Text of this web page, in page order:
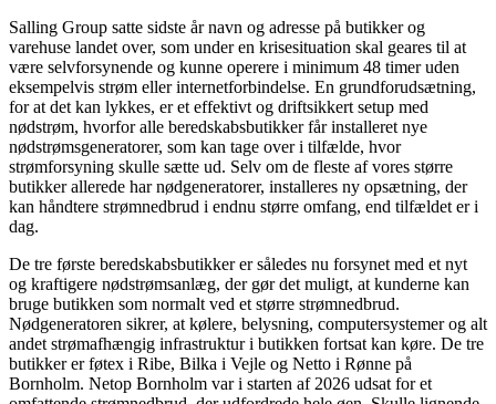
Salling Group satte sidste år navn og adresse på butikker og
varehuse landet over, som under en krisesituation skal geares til at
være selvforsynende og kunne operere i minimum 48 timer uden
eksempelvis strøm eller internetforbindelse. En grundforudsætning,
for at det kan lykkes, er et effektivt og driftsikkert setup med
nødstrøm, hvorfor alle beredskabsbutikker får installeret nye
nødstrømsgeneratorer, som kan tage over i tilfælde, hvor
strømforsyning skulle sætte ud. Selv om de fleste af vores større
butikker allerede har nødgeneratorer, installeres ny opsætning, der
kan håndtere strømnedbrud i endnu større omfang, end tilfældet er i
dag.
De tre første beredskabsbutikker er således nu forsynet med et nyt
og kraftigere nødstrømsanlæg, der gør det muligt, at kunderne kan
bruge butikken som normalt ved et større strømnedbrud.
Nødgeneratoren sikrer, at kølere, belysning, computersystemer og alt
andet strømafhængig infrastruktur i butikken fortsat kan køre. De tre
butikker er føtex i Ribe, Bilka i Vejle og Netto i Rønne på
Bornholm. Netop Bornholm var i starten af 2026 udsat for et